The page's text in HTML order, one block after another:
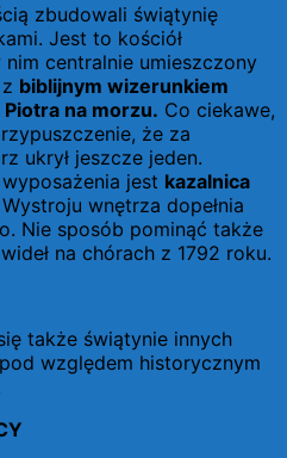
zbudowali świątynię
Jest to kościół
centralnie umieszczony
biblijnym wizerunkiem
na morzu. Co ciekawe,
że za
ukrył jeszcze jeden.
jest kazalnica
Wystroju wnętrza dopełnia
Nie sposób pominąć także
na chórach z 1792 roku.
także świątynie innych
względem historycznym